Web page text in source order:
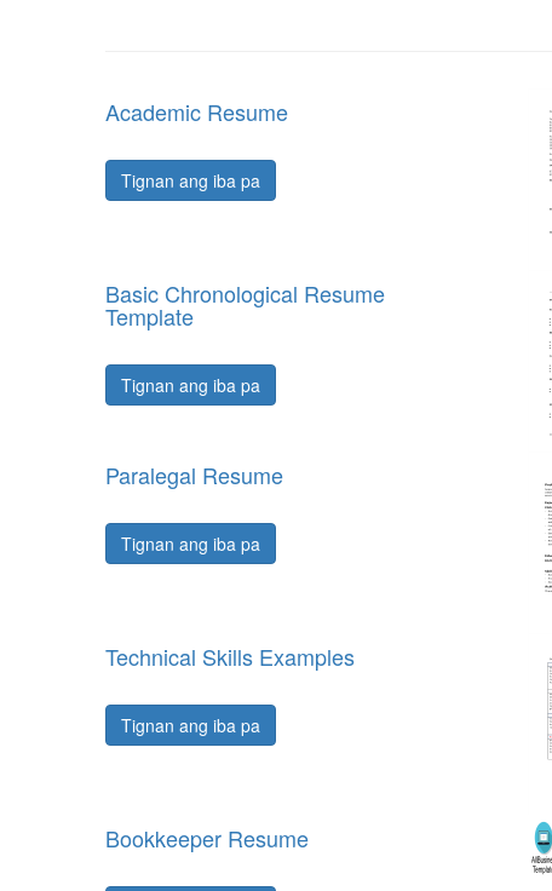
Academic Resume
Tignan ang iba pa
Basic Chronological Resume
Template
Tignan ang iba pa
Paralegal Resume
Tignan ang iba pa
Technical Skills Examples
Tignan ang iba pa
Bookkeeper Resume